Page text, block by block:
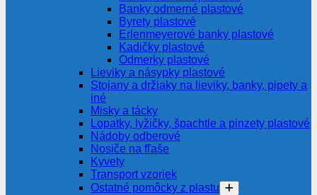
Banky odmerné plastové
Byrety plastové
Erlenmeyerové banky plastové
Kadičky plastové
Odmerky plastové
Lieviky a násypky plastové
Stojany a držiaky na lieviky, banky, pipety a
iné
Misky a tácky
Lopatky, lyžičky, špachtle a pinzety plastové
Nádoby odberové
Nosiče na fľaše
Kyvety
Transport vzoriek
Ostatné pomôcky z plastu